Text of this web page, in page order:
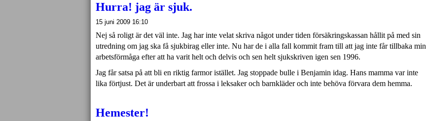
Hurra! jag är sjuk.
15 juni 2009 16:10
Nej så roligt är det väl inte. Jag har inte velat skriva något under tiden försäkringskassan hållit på med sin
utredning om jag ska få sjukbirag eller inte. Nu har de i alla fall kommit fram till att jag inte får tillbaka min
arbetsförmåga efter att ha varit helt och delvis och sen helt sjukskriven igen sen 1996.
Jag får satsa på att bli en riktig farmor istället. Jag stoppade bulle i Benjamin idag. Hans mamma var inte
lika förtjust. Det är underbart att frossa i leksaker och barnkläder och inte behöva förvara dem hemma.
Hemester!